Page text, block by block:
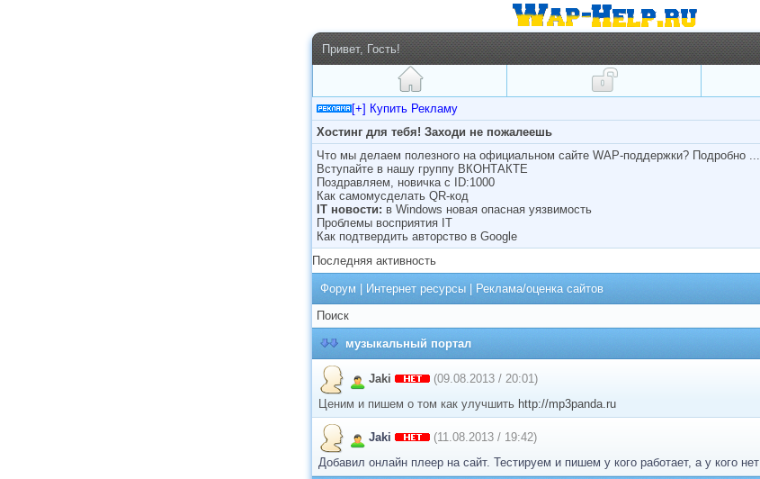
Привет, Гость!
[+] Купить Рекламу
Хостинг для тебя! Заходи не пожалеешь
Что мы делаем полезного на официальном сайте WAP-поддержки? Подробно ...
Вступайте в нашу группу ВКОНТАКТЕ
Поздравляем, новичка с ID:1000
Как самомусделать QR-код
IT новости: в Windows новая опасная уязвимость
Проблемы восприятия IT
Как подтвердить авторство в Google
Последняя активность
Форум Интернет ресурсы
Реклама/оценка сайтов
Поиск
музыкальный портал
Jaki
(09.08.2013 / 20:01)
Ценим и пишем о том как улучшить http://mp3panda.ru
Jaki
(11.08.2013 / 19:42)
Добавил онлайн плеер на сайт. Тестируем и пишем у кого работает, а у кого нет